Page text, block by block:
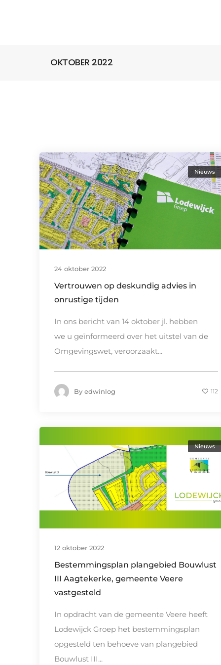
OKTOBER 2022
Nieuws
24 oktober 2022
Vertrouwen op deskundig advies in
onrustige tijden
In ons bericht van 14 oktober jl. hebben
we u geïnformeerd over het uitstel van de
Omgevingswet, veroorzaakt...
By edwinlog 112
Nieuws
12 oktober 2022
Bestemmingsplan plangebied Bouwlust
III Aagtekerke, gemeente Veere
vastgesteld
In opdracht van de gemeente Veere heeft
Lodewijck Groep het bestemmingsplan
opgesteld ten behoeve van plangebied
Bouwlust III...